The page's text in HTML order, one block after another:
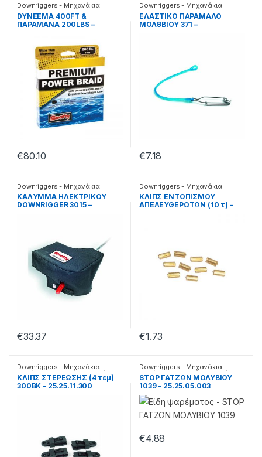
Downriggers - Μηχανάκια
καθέτης
DYNEEMA 400FT &
ΠΑΡΑΜΑΝΑ 200LBS –
€80.10
Downriggers - Μηχανάκια
καθέτης,Αξεσουάρ καθετής
EΛΑΣΤΙΚΟ ΠΑΡΑΜΑΛΟ
ΜΟΛΘΒΙΟΥ 371 –
€7.18
Downriggers - Μηχανάκια
καθέτης, Αξεσουάρ καθετής
KAΛYMΜA HΛEKΤΡΙΚΟΥ
DOWNRIGGER 3015 –
€33.37
Downriggers - Μηχανάκια
καθέτης,Αξεσουάρ καθετής
KΛΙΠΣ ΕΝΤΟΠΙΣΜΟΥ
ΑΠΕΛΕΥΘΕΡΩΤΩΝ (10 τ) –
€1.73
Downriggers - Μηχανάκια
καθέτης,Αξεσουάρ καθετής
KΛΙΠΣ ΣΤΕΡΕΩΣΗΣ (4 τεμ)
300ΒΚ – 25.25.11.300
Downriggers - Μηχανάκια
καθέτης , Αξεσουάρ καθετής
STOP ΓΑΤΖΩΝ ΜΟΛΥΒΙΟΥ
1039 – 25.25.05.003
€4.88